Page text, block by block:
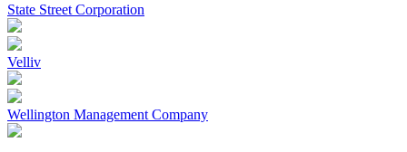
State Street Corporation
Velliv
Wellington Management Company